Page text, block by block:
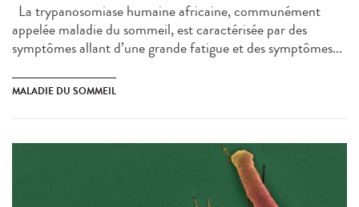
La trypanosomiase humaine africaine, communément
appelée maladie du sommeil, est caractérisée par des
symptômes allant d’une grande fatigue et des symptômes...
MALADIE DU SOMMEIL